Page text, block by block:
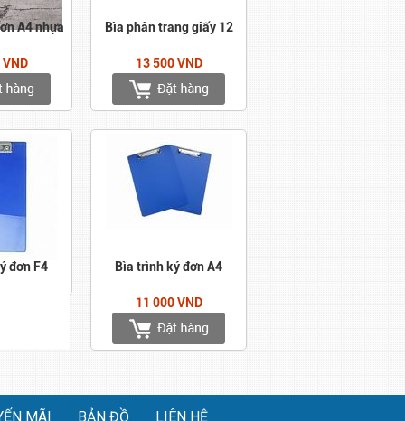
A4 nhựa Bìa phân trang giấy 12
13 500 VND
đơn F4 Bìa trình ký đơn A4
11 000 VND
MÃI BẢN ĐỒ LIÊN HỆ